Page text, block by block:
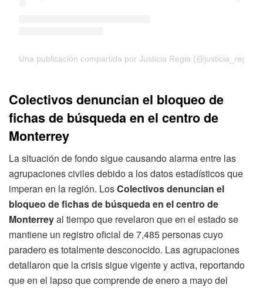
Una publicación compartida por Justicia Regia (@justicia_regia)
Colectivos denuncian el bloqueo de
fichas de búsqueda en el centro de
Monterrey
La situación de fondo sigue causando alarma entre las
agrupaciones civiles debido a los datos estadísticos que
imperan en la región. LosColectivos denuncian el
bloqueo de fichas de búsqueda en el centro de
Monterreyal tiempo que revelaron que en el estado se
mantiene un registro oficial de 7,485 personas cuyo
paradero es totalmente desconocido. Las agrupaciones
detallaron que la crisis sigue vigente y activa, reportando
que en el lapso que comprende de enero a mayo del